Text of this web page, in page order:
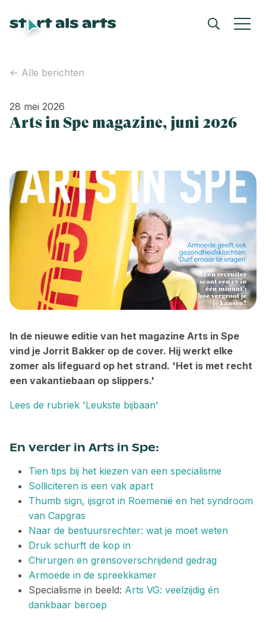
<- Alle berichten
28 mei 2026
Arts in Spe magazine, juni 2026
In de nieuwe editie van het magazine Arts in Spe
vind je Jorrit Bakker op de cover. Hij werkt elke
zomer als lifeguard op het strand. 'Het is met recht
een vakantiebaan op slippers.'
Lees de rubriek 'Leukste bijbaan'
En verder in Arts in Spe:
Tien tips bij het kiezen van een specialisme
Solliciteren is een vak apart
Thumb sign, ijsgrot in Roemenië en het syndroom
van Capgras
Naar de ­bestuurs­rechter: wat je moet ­weten
Druk schurft de kop in
Chirurgen en grensoverschrijdend gedrag
Armoede in de spreekkamer
Specialisme in beeld: Arts VG: veelzijdig én
dankbaar beroep